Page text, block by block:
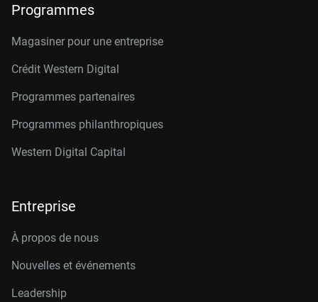
Programmes
Magasiner pour une entreprise
Crédit Western Digital
Programmes partenaires
Programmes philanthropiques
Western Digital Capital
Entreprise
À propos de nous
Nouvelles et événements
Leadership